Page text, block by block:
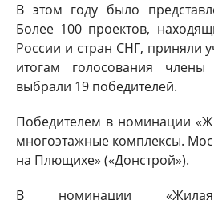
В этом году было
Более 100 проектов,
России и стран СНГ, приняли
итогам голосования
выбрали 19 победителей.
Победителем в номинации
многоэтажные комплексы.
на Плющихе» («Донстрой»).
В номинации «Жилая